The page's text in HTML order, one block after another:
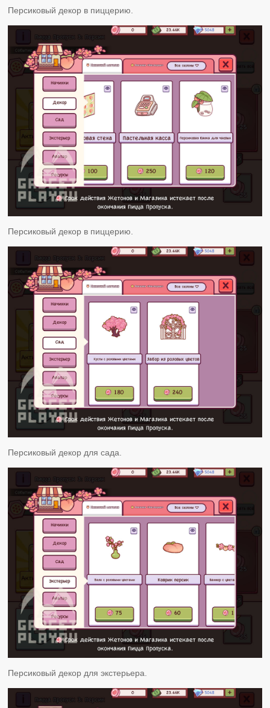
Персиковый декор в пиццерию.
Персиковый декор в пиццерию.
Персиковый декор для сада.
Персиковый декор для экстерьера.